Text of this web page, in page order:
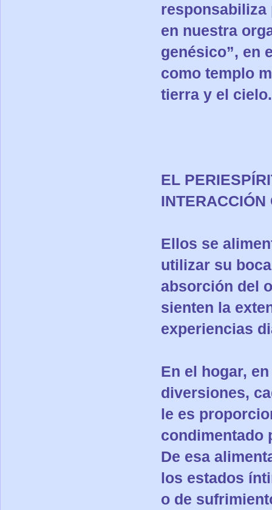
responsabiliza
en nuestra
genésico”, en
como templo
tierra y el
EL
INTERACCIÓN
Ellos se
utilizar su
absorción del
sienten la
experiencias
En el hogar,
diversiones,
le es
condimentado
De esa
los estados
o de